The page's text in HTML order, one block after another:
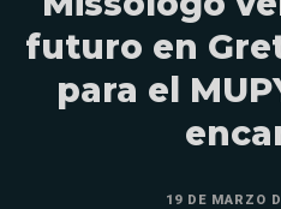
futuro en
para el
19 DE MARZO